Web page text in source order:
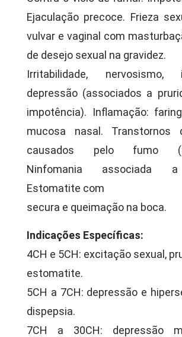
Ejaculação precoce. Frieza
vulvar e vaginal com
de desejo sexual na gravidez.
Irritabilidade,
depressão (associados a
impotência). Inflamação:
mucosa nasal. Transtornos
causados pelo fumo
Ninfomania associada
Estomatite com
secura e queimação na boca.
Indicações Específicas:
4CH e 5CH: excitação sexual,
estomatite.
5CH a 7CH: depressão e
dispepsia.
7CH a 30CH: depressão